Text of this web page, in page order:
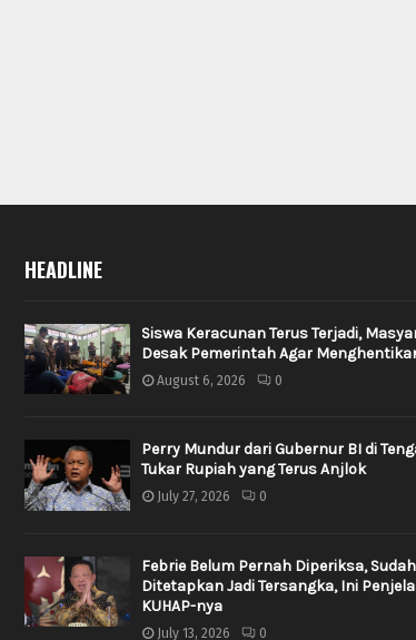
HEADLINE
Siswa Keracunan Terus Terjadi,
Desak Pemerintah Agar
August 6, 2026 0
Perry Mundur dari Gubernur BI di
Tukar Rupiah yang Terus Anjlok
July 27, 2026 0
Febrie Belum Pernah Diperiksa, Sudah
Ditetapkan Jadi Tersangka, Ini
KUHAP-nya
July 13, 2026 0